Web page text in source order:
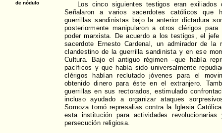
Los cinco siguientes testigos eran exiliados
Señalaron a varios sacerdotes católicos que
guerrillas sandinistas bajo la anterior dictadura
posteriormente manipularon a otros clérigos
poder marxista. De acuerdo a los testigos, el
sacerdote Ernesto Cardenal, un admirador de la
clandestino de la guerrilla sandinista y en ese
Cultura. Bajo el antiguo régimen –que había
pacíficos y que había sido universalmente
clérigos habían reclutado jóvenes para el
obtenido dinero para éste en el extranjero.
guerrillas en sus rectorados, estimulado
incluso ayudado a organizar ataques
Somoza tomó represalias contra la Iglesia
esta institución para actividades
persecución religiosa.